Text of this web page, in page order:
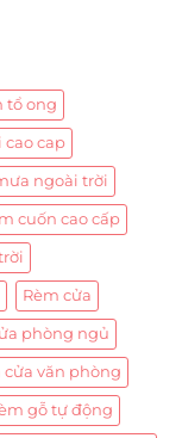
tổ ong
cao cap
ngoài trời
cuốn cao cấp
Rèm cửa
phòng ngủ
cửa văn phòng
gỗ tự động